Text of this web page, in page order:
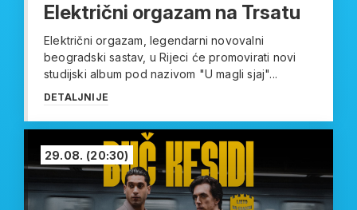
Električni orgazam na Trsatu
Električni orgazam, legendarni novovalni
beogradski sastav, u Rijeci će promovirati novi
studijski album pod nazivom "U magli sjaj"...
DETALJNIJE
29.08. (20:30)